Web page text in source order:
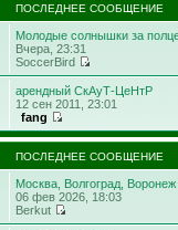
ПОСЛЕДНЕЕ СООБЩЕНИЕ
Молодые солнышки за
Вчера, 23:31
SoccerBird
арендный СкАуТ-ЦеНтР
12 сен 2011, 23:01
fang
ПОСЛЕДНЕЕ СООБЩЕНИЕ
Москва, Волгоград,
06 фев 2026, 18:03
Berkut